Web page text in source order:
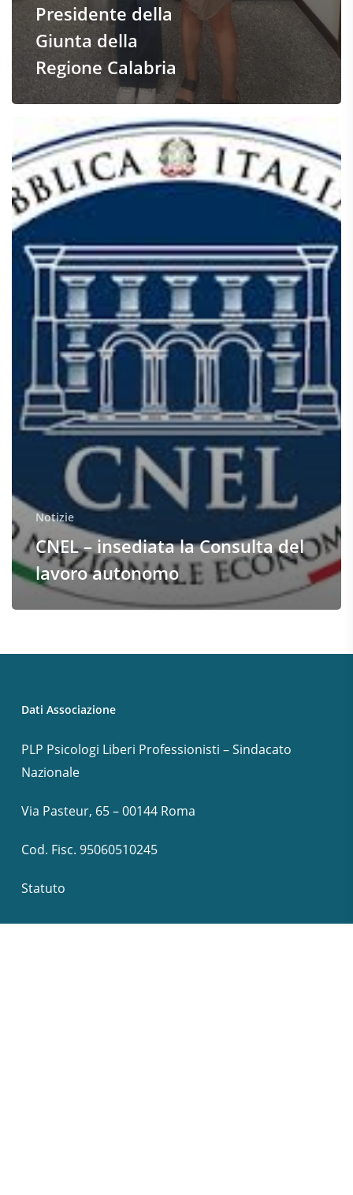
Presidente della
Giunta della
Regione Calabria
Notizie
CNEL – insediata la Consulta del
lavoro autonomo
Dati Associazione
PLP Psicologi Liberi Professionisti – Sindacato
Nazionale
Via Pasteur, 65 – 00144 Roma
Cod. Fisc. 95060510245
Statuto